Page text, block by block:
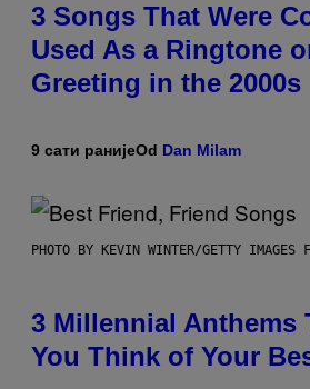
3 Songs That Were
Used As a Ringtone
Greeting in the 2000s
9 сати ранијеOd Dan Milam
PHOTO BY KEVIN WINTER/GETTY IMAGES
3 Millennial Anthems
You Think of Your